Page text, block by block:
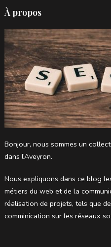
À propos
Bonjour, nous sommes un
dans l’Aveyron.
Nous expliquons dans ce blog
métiers du web et de la
réalisation de projets, tels que
comminication sur les réseaux